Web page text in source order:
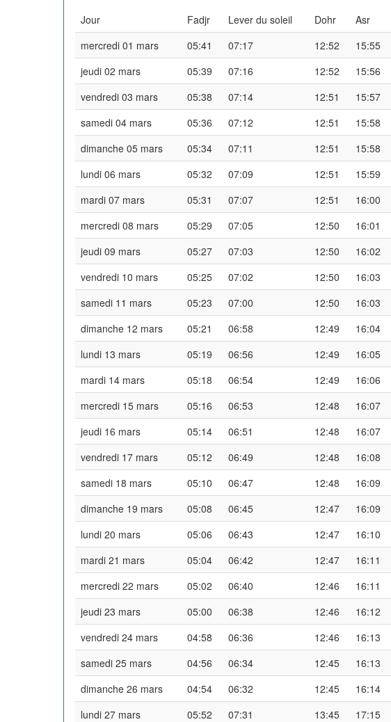
Jour Fadjr Lever du soleil Dohr Asr
mercredi 01 mars
05:41 07:17 12:52 15:55
jeudi 02 mars
05:39 07:16 12:52 15:56
vendredi 03 mars
05:38 07:14 12:51 15:57
samedi 04 mars
05:36 07:12 12:51 15:58
dimanche 05 mars
05:34 07:11 12:51 15:58
lundi 06 mars
05:32 07:09 12:51 15:59
mardi 07 mars
05:31 07:07 12:51 16:00
mercredi 08 mars
05:29 07:05 12:50 16:01
jeudi 09 mars
05:27 07:03 12:50 16:02
vendredi 10 mars
05:25 07:02 12:50 16:03
samedi 11 mars
05:23 07:00 12:50 16:03
dimanche 12 mars
05:21 06:58 12:49 16:04
lundi 13 mars
05:19 06:56 12:49 16:05
mardi 14 mars
05:18 06:54 12:49 16:06
mercredi 15 mars
05:16 06:53 12:48 16:07
jeudi 16 mars
05:14 06:51 12:48 16:07
vendredi 17 mars
05:12 06:49 12:48 16:08
samedi 18 mars
05:10 06:47 12:48 16:09
dimanche 19 mars
05:08 06:45 12:47 16:09
lundi 20 mars
05:06 06:43 12:47 16:10
mardi 21 mars
05:04 06:42 12:47 16:11
mercredi 22 mars
05:02 06:40 12:46 16:11
jeudi 23 mars
05:00 06:38 12:46 16:12
vendredi 24 mars
04:58 06:36 12:46 16:13
samedi 25 mars
04:56 06:34 12:45 16:13
dimanche 26 mars
04:54 06:32 12:45 16:14
lundi 27 mars
05:52 07:31 13:45 17:15